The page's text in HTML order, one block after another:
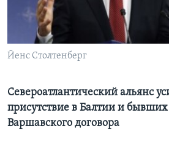
Learning English
СОЦИАЛЬНЫЕ СЕТИ
Языки
Йенс Столтенберг
Североатлантический альянс
присутствие в Балтии и бывших
Варшавского договора